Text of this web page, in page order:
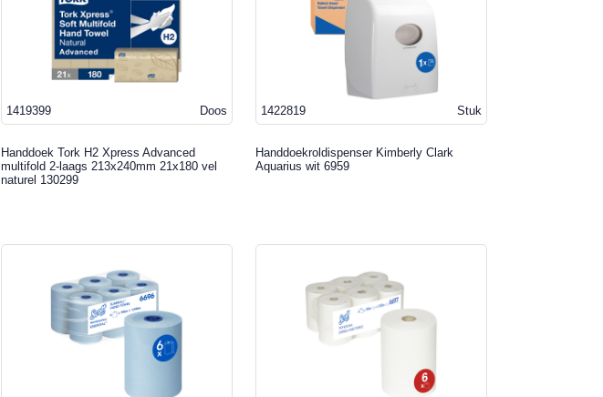
Doos
1419399
Handdoek Tork H2 Xpress Advanced
multifold 2-laags 213x240mm 21x180 vel
naturel 130299
Stuk
1422819
Handdoekroldispenser Kimberly Clark
Aquarius wit 6959